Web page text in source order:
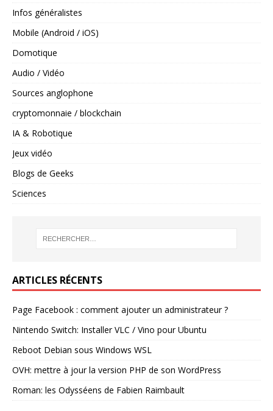
Infos généralistes
Mobile (Android / iOS)
Domotique
Audio / Vidéo
Sources anglophone
cryptomonnaie / blockchain
IA & Robotique
Jeux vidéo
Blogs de Geeks
Sciences
ARTICLES RÉCENTS
Page Facebook : comment ajouter un administrateur ?
Nintendo Switch: Installer VLC / Vino pour Ubuntu
Reboot Debian sous Windows WSL
OVH: mettre à jour la version PHP de son WordPress
Roman: les Odysséens de Fabien Raimbault